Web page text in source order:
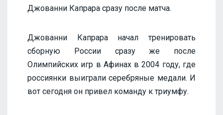
Джованни Капрара сразу после матча.
Джованни Капрара начал тренировать
сборную России сразу же после
Олимпийских игр в Афинах в 2004 году, где
россиянки выиграли серебряные медали. И
вот сегодня он привел команду к триумфу.